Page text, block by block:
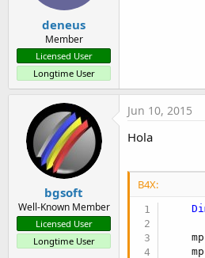
t
a
r
e
r
s
deneus
Member
Licensed User
Longtime User
bgsoft
Well-Known Member
Licensed User
Longtime User
Jun 10, 2015
Hola
B4X: